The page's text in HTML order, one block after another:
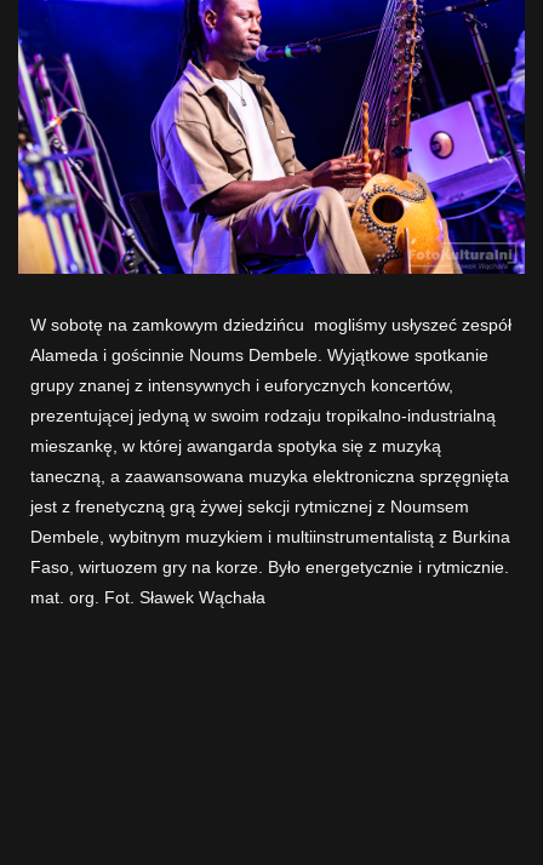
W sobotę na zamkowym dziedzińcu mogliśmy usłyszeć zespół
Alameda i gościnnie Noums Dembele. Wyjątkowe spotkanie
grupy znanej z intensywnych i euforycznych koncertów,
prezentującej jedyną w swoim rodzaju tropikalno-industrialną
mieszankę, w której awangarda spotyka się z muzyką
taneczną, a zaawansowana muzyka elektroniczna sprzęgnięta
jest z frenetyczną grą żywej sekcji rytmicznej z Noumsem
Dembele, wybitnym muzykiem i multiinstrumentalistą z Burkina
Faso, wirtuozem gry na korze. Było energetycznie i rytmicznie.
mat. org. Fot. Sławek Wąchała